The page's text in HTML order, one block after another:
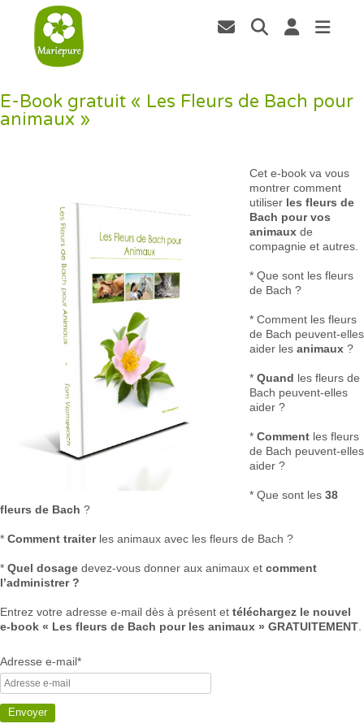
E-Book gratuit « Les Fleurs de Bach pour
animaux »
Cet e-book va vous
montrer comment
utiliser les fleurs de
Bach pour vos
animaux de
compagnie et autres.
* Que sont les fleurs
de Bach ?
* Comment les fleurs
de Bach peuvent-elles
aider les animaux ?
* Quand les fleurs de
Bach peuvent-elles
aider ?
* Comment les fleurs
de Bach peuvent-elles
aider ?
* Que sont les 38
fleurs de Bach ?
* Comment traiterles animaux avec les fleurs de Bach ?
* Quel dosage devez-vous donner aux animaux et comment
l’administrer ?
Entrez votre adresse e-mail dès à présent et téléchargez le nouvel
e-book « Les fleurs de Bach pour les animaux » GRATUITEMENT
Adresse e-mail*
Envoyer